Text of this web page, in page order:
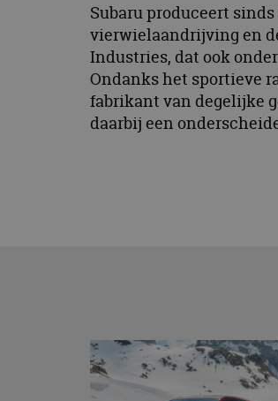
Subaru produceert
vierwielaandrijving en
Industries, dat ook
Ondanks het sportieve
fabrikant van degelijke
daarbij een